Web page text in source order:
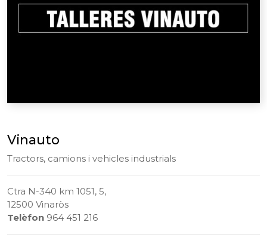
Vinauto
Tractors, camions i vehicles industrials
Ctra N-340 km 1051, 5,
12500 Vinaròs
Telèfon 964 451 216